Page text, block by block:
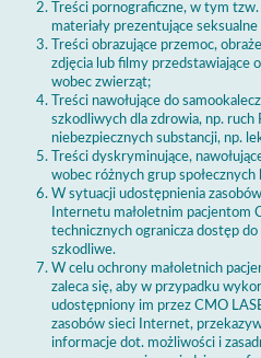
Treści pornograficzne, w tym
materiały prezentujące
Treści obrazujące przemoc,
zdjęcia lub filmy przedstawiające
wobec zwierząt;
Treści nawołujące do
szkodliwych dla zdrowia, np. ruch
niebezpiecznych substancji, np.
Treści dyskryminujące,
wobec różnych grup społecznych
W sytuacji udostępnienia
Internetu małoletnim pacjentom
technicznych ogranicza dostęp
szkodliwe.
W celu ochrony małoletnich
zaleca się, aby w przypadku
udostępniony im przez CMO
zasobów sieci Internet,
informacje dot. możliwości i